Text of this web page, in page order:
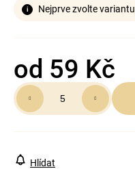
Nejprve zvolte variantu
od 59 Kč
Měrná
cena:
Hlídat